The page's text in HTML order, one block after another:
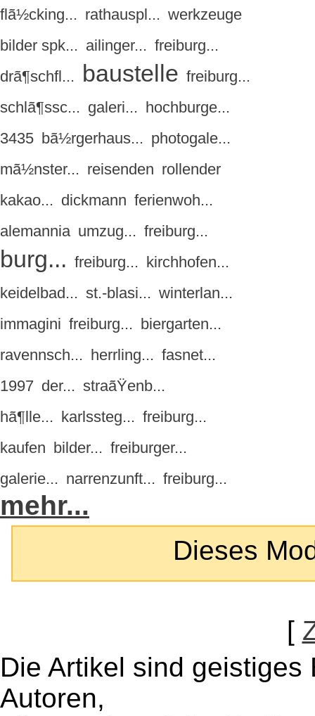
flã½cking... rathauspl... werkzeuge
bilder spk... ailinger... freiburg...
drã¶schfl... baustelle freiburg...
schlã¶ssc... galeri... hochburge...
3435 bã½rgerhaus... photogale...
mã½nster... reisenden rollender
kakao... dickmann ferienwoh...
alemannia umzug... freiburg...
burg... freiburg... kirchhofen...
keidelbad... st.-blasi... winterlan...
immagini freiburg... biergarten...
ravennsch... herrling... fasnet...
1997 der... straãŸenb...
hã¶lle... karlssteg... freiburg...
kaufen bilder... freiburger...
galerie... narrenzunft... freiburg...
mehr...
Dieses
[
Die Artikel sind
Autoren,